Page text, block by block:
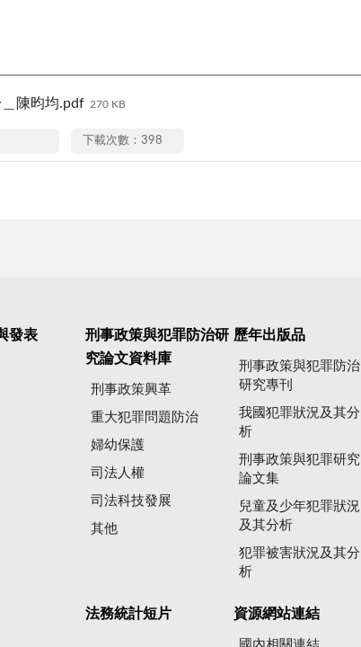
陳昀均.pdf 270 KB
下載次數：398
發表
刑事政策與犯罪防治研
究論文資料庫
刑事政策興革
重大犯罪問題防治
婦幼保護
司法人權
司法科技發展
其他
歷年出版品
刑事政策與犯罪防治
研究專刊
我國犯罪狀況及其分
析
刑事政策與犯罪研究
論文集
兒童及少年犯罪狀況
及其分析
犯罪被害狀況及其分
析
法務統計短片 資源網站連結